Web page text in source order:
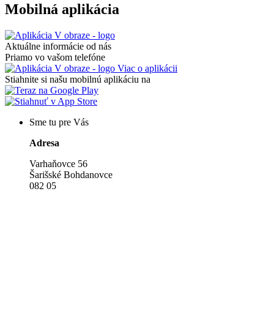
Mobilná aplikácia
Aktuálne informácie od nás
Priamo vo vašom telefóne
Viac o aplikácii
Stiahnite si našu mobilnú aplikáciu na
Sme tu pre Vás
Adresa
Varhaňovce 56
Šarišské Bohdanovce
082 05